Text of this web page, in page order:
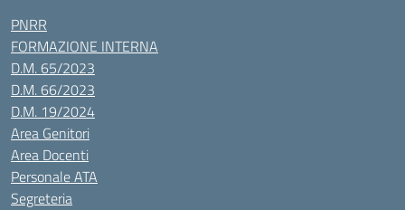
PNRR
FORMAZIONE INTERNA
D.M. 65/2023
D.M. 66/2023
D.M. 19/2024
Area Genitori
Area Docenti
Personale ATA
Segreteria